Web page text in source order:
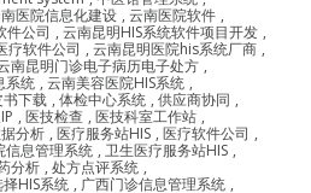
医院信息化建设 , 云南医院软件 ,
件公司 , 云南昆明HIS系统软件项目开发 ,
疗软件公司 , 云南昆明医院his系统厂商 ,
南昆明门诊电子病历电子处方 ,
系统 , 云南美容医院HIS系统 ,
书下载 , 体检中心系统 , 供应商协同 ,
, 医技检查 , 医技科室工作站 ,
分析 , 医疗服务站HIS , 医疗软件公司 ,
信息管理系统 , 卫生医疗服务站HIS ,
分析 , 处方点评系统 ,
HIS系统 , 广西门诊信息管理系统 ,